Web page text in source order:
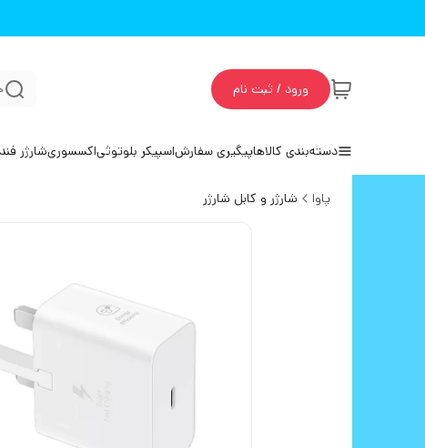
ورود / ثبت نام
دسته‌بندی کالاهاپیگیری سفارشاسپیکر بلوتوثیاکسسوریشارژر
پاوا شارژر و کابل شارژر